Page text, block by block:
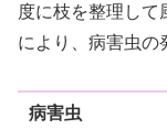
度に枝を整理して
により、病害虫の
病害虫